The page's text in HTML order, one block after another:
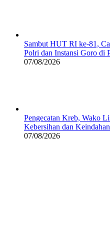
Sambut HUT RI ke-81,
Polri dan Instansi Goro di
07/08/2026
Pengecatan Kreb, Wako
Kebersihan dan
07/08/2026